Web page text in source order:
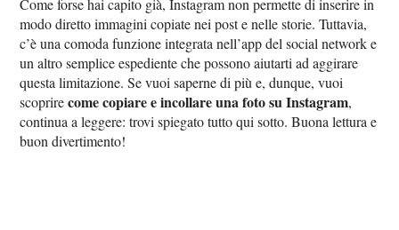
Come forse hai capito già, Instagram non permette di inserire in
modo diretto immagini copiate nei post e nelle storie. Tuttavia,
c’è una comoda funzione integrata nell’app del social network e
un altro semplice espediente che possono aiutarti ad aggirare
questa limitazione. Se vuoi saperne di più e, dunque, vuoi
scoprirecome copiare e incollare una foto su Instagram,
continua a leggere: trovi spiegato tutto qui sotto. Buona lettura e
buon divertimento!